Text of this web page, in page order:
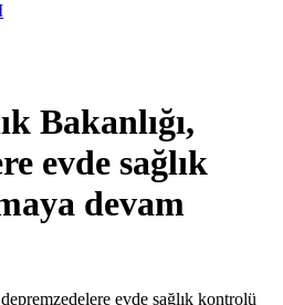
Bakanlığı,
evde sağlık
devam